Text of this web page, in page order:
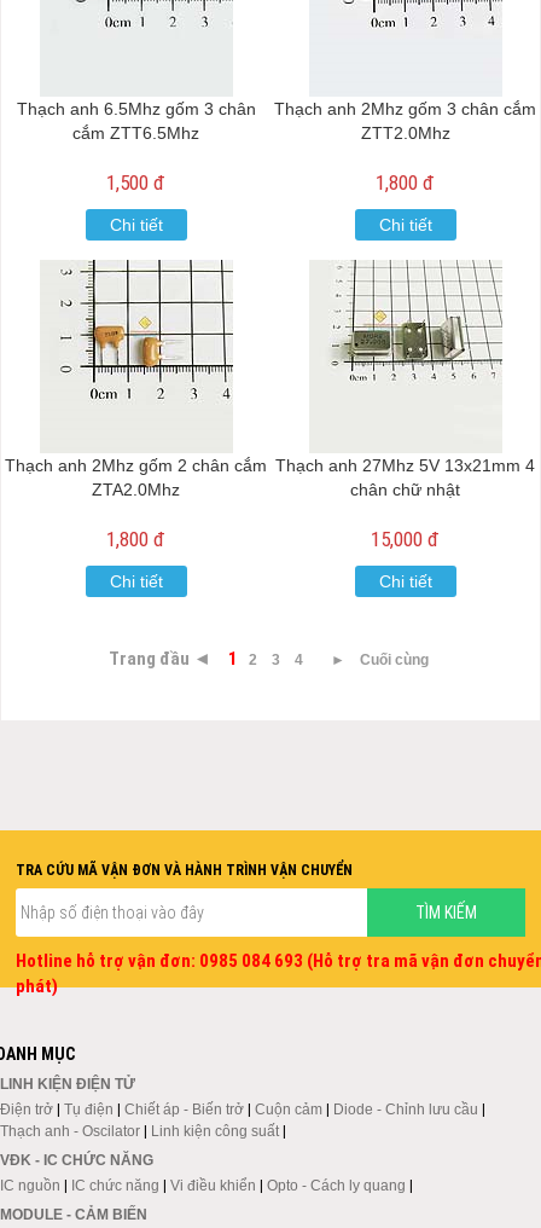
Thạch anh 6.5Mhz gốm 3 chân
cắm ZTT6.5Mhz
1,500 đ
Chi tiết
Thạch anh 2Mhz gốm 3 chân cắm
ZTT2.0Mhz
1,800 đ
Chi tiết
Thạch anh 2Mhz gốm 2 chân cắm
ZTA2.0Mhz
1,800 đ
Chi tiết
Thạch anh 27Mhz 5V 13x21mm 4
chân chữ nhật
15,000 đ
Chi tiết
Trang đầu ◄ 1 2 3 4 ► Cuối cùng
TRA CỨU MÃ VẬN ĐƠN VÀ HÀNH TRÌNH VẬN CHUYỂN
Hotline hỗ trợ vận đơn: 0985 084 693 (Hỗ trợ tra mã vận đơn
phát)
MỤC
LINH KIỆN ĐIỆN TỬ
Điện trở | Tụ điện | Chiết áp - Biến trở | Cuộn cảm | Diode - Chỉnh lưu cầu |
Thạch anh - Oscilator | Linh kiện công suất |
VĐK - IC CHỨC NĂNG
IC nguồn | IC chức năng | Vi điều khiển | Opto - Cách ly quang |
MODULE - CẢM BIẾN